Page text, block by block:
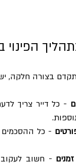
הפינוי
בצורה חלקה,